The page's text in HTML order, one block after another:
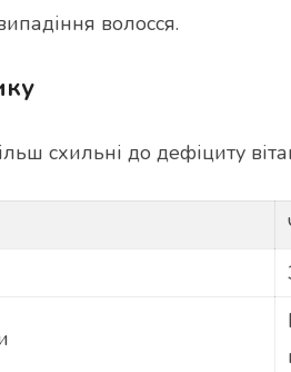
волосся.
схильні до дефіциту